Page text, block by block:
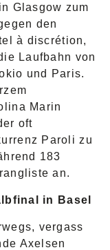
Glasgow zum
den
à discrétion,
Laufbahn von
und Paris.
Marin
oft
Paroli zu
183
an.
in Basel
vergass
Axelsen